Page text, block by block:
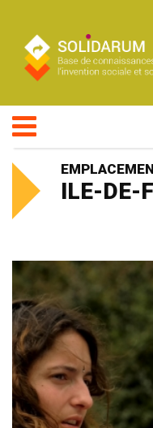
ILE-DE-